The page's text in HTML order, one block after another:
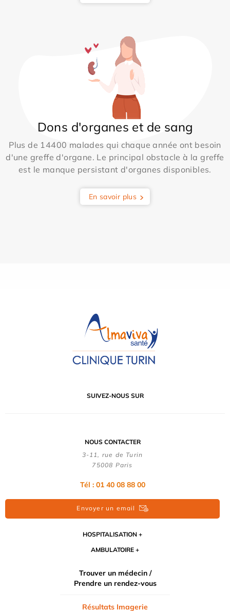
Dons d'organes et de sang
Plus de 14400 malades qui chaque année ont besoin
d'une greffe d'organe. Le principal obstacle à la greffe
est le manque persistant d'organes disponibles.
En savoir plus
SUIVEZ-NOUS SUR
NOUS CONTACTER
3-11, rue de Turin
75008 Paris
Tél : 01 40 08 88 00
Envoyer un email
HOSPITALISATION
AMBULATOIRE
Trouver un médecin /
Prendre un rendez-vous
Résultats Imagerie